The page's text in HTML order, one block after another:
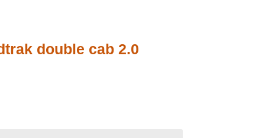
double cab 2.0